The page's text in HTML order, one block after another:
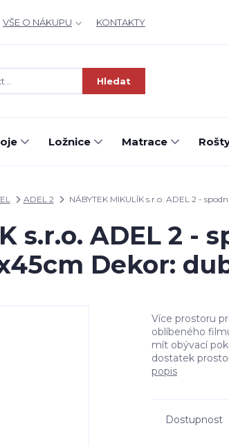
VŠE O NÁKUPU KONTAKTY
Hledat
Ložnice Matrace
ADEL 2 NÁBYTEK MIKULÍK s.r.o. ADEL 2 -
s.r.o. ADEL 2 -
Dekor:
Více prostoru
oblíbeného
mít obývací
dostatek
popis
Dostupnost